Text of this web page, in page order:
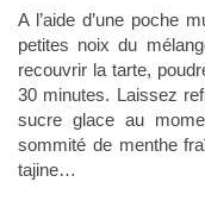
A l’aide d’une poche
petites noix du
recouvrir la tarte,
30 minutes. Laissez
sucre glace au
sommité de menthe
tajine…